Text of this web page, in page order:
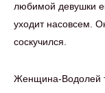
любимой девушки
уходит насовсем.
соскучился.
Женщина-Водолей